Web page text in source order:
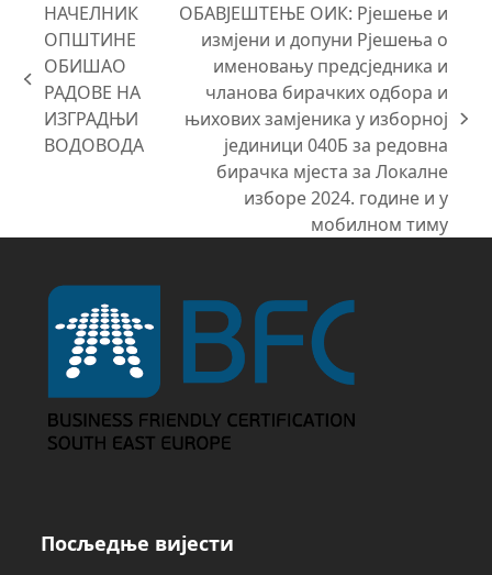
previous
post:
НАЧЕЛНИК
ОПШТИНЕ
ОБИШАО
РАДОВЕ НА
ИЗГРАДЊИ
ВОДОВОДА
next
ОБАВЈЕШТЕЊЕ ОИК: Рјешење и
измјени и допуни Рјешења о
именовању предсједника и
чланова бирачких одбора и
њихових замјеника у изборној
јединици 040Б за редовна
бирачка мјеста за Локалне
изборе 2024. године и у
мобилном тиму
Посљедње вијести